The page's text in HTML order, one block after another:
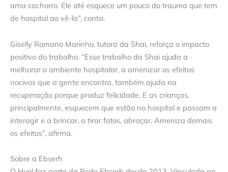
ama cachorro. Ele até esquece um pouco do trauma que tem
de hospital ao vê-la”, conta.
Giselly Romano Marinho, tutora da Shai, reforça o impacto
positivo do trabalho. “Esse trabalho da Shai ajuda a
melhorar o ambiente hospitalar, a amenizar os efeitos
nocivos que a gente encontra, também ajuda na
recuperação porque produz felicidade. E as crianças,
principalmente, esquecem que estão no hospital e passam a
interagir e a brincar, a tirar fotos, abraçar. Ameniza demais
os efeitos”, afirma.
Sobre a Ebserh